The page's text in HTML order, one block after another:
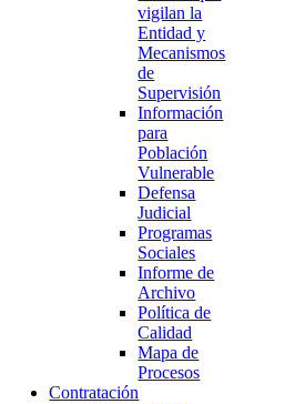
vigilan la
Entidad y
Mecanismos
de
Supervisión
Información
para
Población
Vulnerable
Defensa
Judicial
Programas
Sociales
Informe de
Archivo
Política de
Calidad
Mapa de
Procesos
Contratación